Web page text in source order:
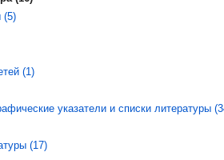
(5)
(1)
указатели и списки литературы
(17)